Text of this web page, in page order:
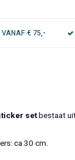
VANAF € 75,-
setbestaat
ca 30 cm.